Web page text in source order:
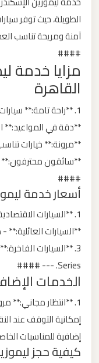
الطويلة، حيث توفر
آمنة ومريحة تناسب
####
مزايا خدمة
القاهرة
**سائقون
####
أسعار خدمة
Series. --- ####
الخدمات
إضافية للمناسبات
كيفية حجز
ليموزين
نويبع
ليموزين
العرب
الساحل
الشمالي
ليموزين
مطار
العرب
القاهرة
ليموزين